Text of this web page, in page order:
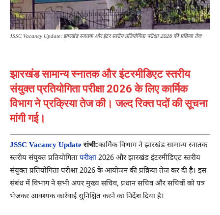
JSSC Vacancy Update: झारखंड स्नातक और इंटर स्तरीय प्रतियोगिता परीक्षा 2026 की प्रक्रिया तेज
झारखंड सामान्य स्नातक और इंटरमीडिएट स्तरीय
संयुक्त प्रतियोगिता परीक्षा 2026 के लिए कार्मिक
विभाग ने प्रक्रिया तेज की। जल्द रिक्त पदों की सूचना
मांगी गई।
JSSC Vacancy Update रांची:कार्मिक विभाग ने झारखंड सामान्य स्नातक
स्तरीय संयुक्त प्रतियोगिता परीक्षा2026 और झारखंड इंटरमीडिएट स्तरीय
संयुक्त प्रतियोगिता परीक्षा 2026 के आयोजन की प्रक्रिया तेज कर दी है। इस
संबंध में विभाग ने सभी अपर मुख्य सचिव, प्रधान सचिव और सचिवों को पत्र
भेजकर आवश्यक कार्रवाई सुनिश्चित करने का निर्देश दिया है।